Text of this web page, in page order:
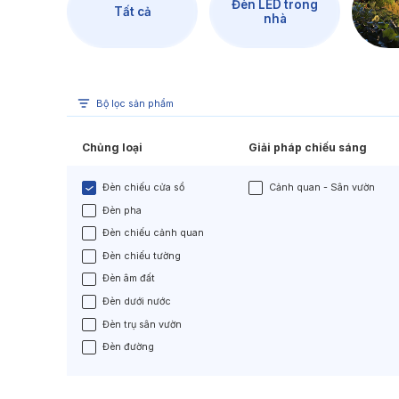
Tất cả
Đèn LED trong
nhà
Bộ lọc sản phẩm
Chủng loại Giải pháp chiếu sáng
Chủng loại
Đèn pha
Đèn chiếu cảnh quan
Đèn chiếu tường
Đèn chiếu cửa sổ
Đèn âm đất
Đèn dưới nước
Đèn trụ sân vườn
Đèn đường
Giải pháp chiếu sáng
Cảnh quan - Sân vườn